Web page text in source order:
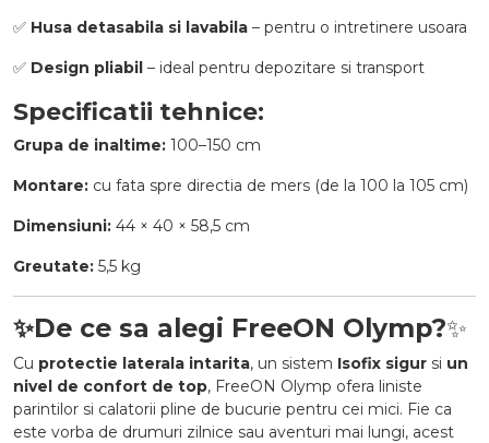
✅ Husa detasabila si lavabila – pentru o intretinere usoara
✅ Design pliabil – ideal pentru depozitare si transport
Specificatii tehnice:
Grupa de inaltime: 100–150 cm
Montare: cu fata spre directia de mers (de la 100 la 105 cm)
Dimensiuni: 44 × 40 × 58,5 cm
Greutate: 5,5 kg
✨De ce sa alegi FreeON Olymp?✨
Cu protectie laterala intarita, un sistem Isofix sigur si un
nivel de confort de top, FreeON Olymp ofera liniste
parintilor si calatorii pline de bucurie pentru cei mici. Fie ca
este vorba de drumuri zilnice sau aventuri mai lungi, acest